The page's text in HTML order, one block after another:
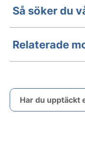
Så söker du
Relaterade
Har du upptäckt